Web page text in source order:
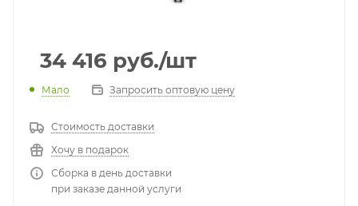
34 416 руб./шт
Мало Запросить оптовую цену
Стоимость доставки
Хочу в подарок
Сборка в день доставки
при заказе данной услуги